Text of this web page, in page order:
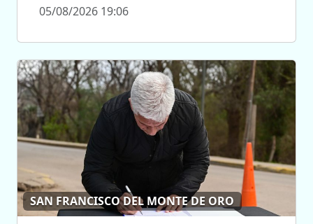
05/08/2026 19:06
SAN FRANCISCO DEL MONTE DE ORO